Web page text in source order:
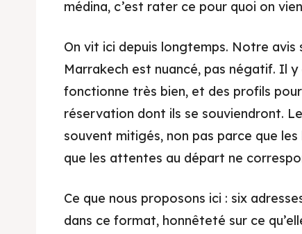
médina, c’est rater ce pour quoi on
On vit ici depuis longtemps. Notre
Marrakech est nuancé, pas négatif. Il
fonctionne très bien, et des profils
réservation dont ils se souviendront.
souvent mitigés, non pas parce que
que les attentes au départ ne
Ce que nous proposons ici : six
dans ce format, honnêteté sur ce